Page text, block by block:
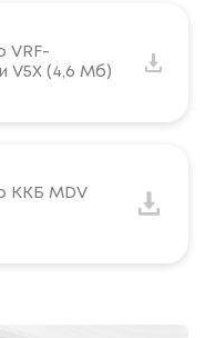
VRF-
V5X (4,6 Мб)
ККБ MDV